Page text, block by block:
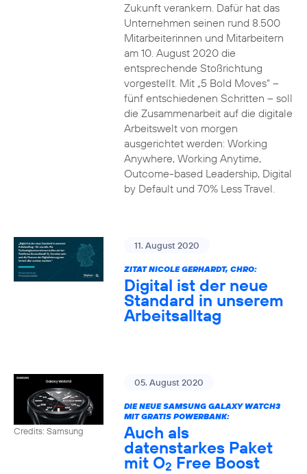
Zukunft verankern. Dafür hat das
Unternehmen seinen rund 8.500
Mitarbeiterinnen und Mitarbeitern
am 10. August 2020 die
entsprechende Stoßrichtung
vorgestellt. Mit „5 Bold Moves“ –
fünf entschiedenen Schritten – soll
die Zusammenarbeit auf die digitale
Arbeitswelt von morgen
ausgerichtet werden: Working
Anywhere, Working Anytime,
Outcome-based Leadership, Digital
by Default und 70% Less Travel.
11. August 2020
ZITAT NICOLE GERHARDT, CHRO:
Digital ist der neue
Standard in unserem
Arbeitsalltag
Credits: Samsung
05. August 2020
DIE NEUE SAMSUNG GALAXY WATCH3
MIT GRATIS POWERBANK:
Auch als
datenstarkes Paket
mit O2 Free Boost